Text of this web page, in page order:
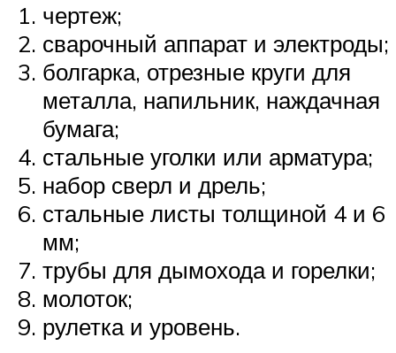
чертеж;
сварочный аппарат и электроды;
болгарка, отрезные круги для
металла, напильник, наждачная
бумага;
стальные уголки или арматура;
набор сверл и дрель;
стальные листы толщиной 4 и 6
мм;
трубы для дымохода и горелки;
молоток;
рулетка и уровень.